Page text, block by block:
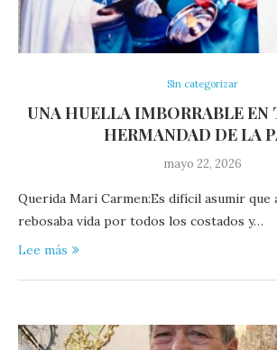
Sin categorizar
UNA HUELLA IMBORRABLE EN
HERMANDAD DE LA
mayo 22, 2026
Querida Mari Carmen:Es difícil asumir que
rebosaba vida por todos los costados y…
Lee más